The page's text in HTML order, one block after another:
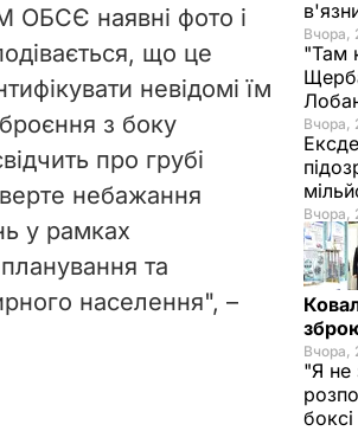
ОБСЄ наявні фото і
що це
невідомі їм
з боку
про грубі
небажання
у рамках
та
населення", –
Вчора,
"Там
Вчора,
Вчора,
Вчора,
"Я не
боксі